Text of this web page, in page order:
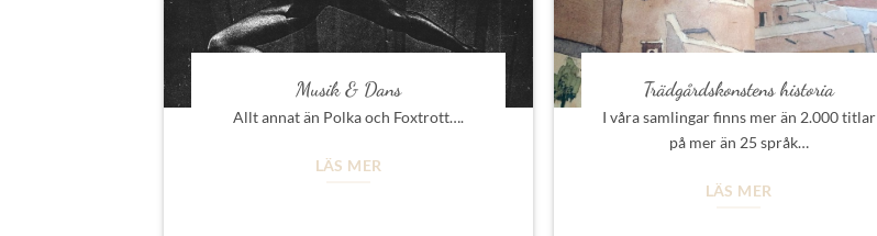
Musik & Dans
Allt annat än Polka och Foxtrott….
LÄS MER
Trädgårdskonstens historia
I våra samlingar finns mer än 2.000 titlar
på mer än 25 språk…
LÄS MER